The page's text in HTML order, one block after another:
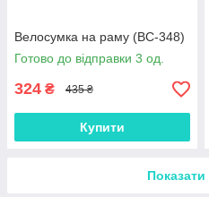
Велосумка на раму (ВС-348)
Готово до відправки 3 од.
324 ₴ 435 ₴
Купити